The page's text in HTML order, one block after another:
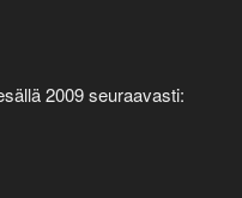
2009 seuraavasti: